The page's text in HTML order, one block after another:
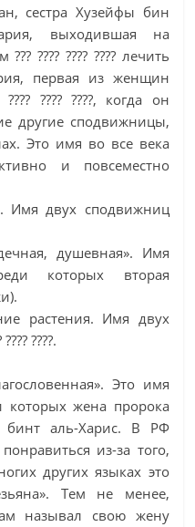
сестра Хузейфы бин
выходившая на
???? ???? ???? лечить
первая из женщин
???? ????, когда он
другие сподвижницы,
Это имя во все века
и повсеместно
двух сподвижниц
душевная». Имя
которых вторая
растения. Имя двух
????.
Это имя
которых жена пророка
бинт аль-Харис. В РФ
из-за того,
других языках это
Тем не менее,
сам называл свою жену